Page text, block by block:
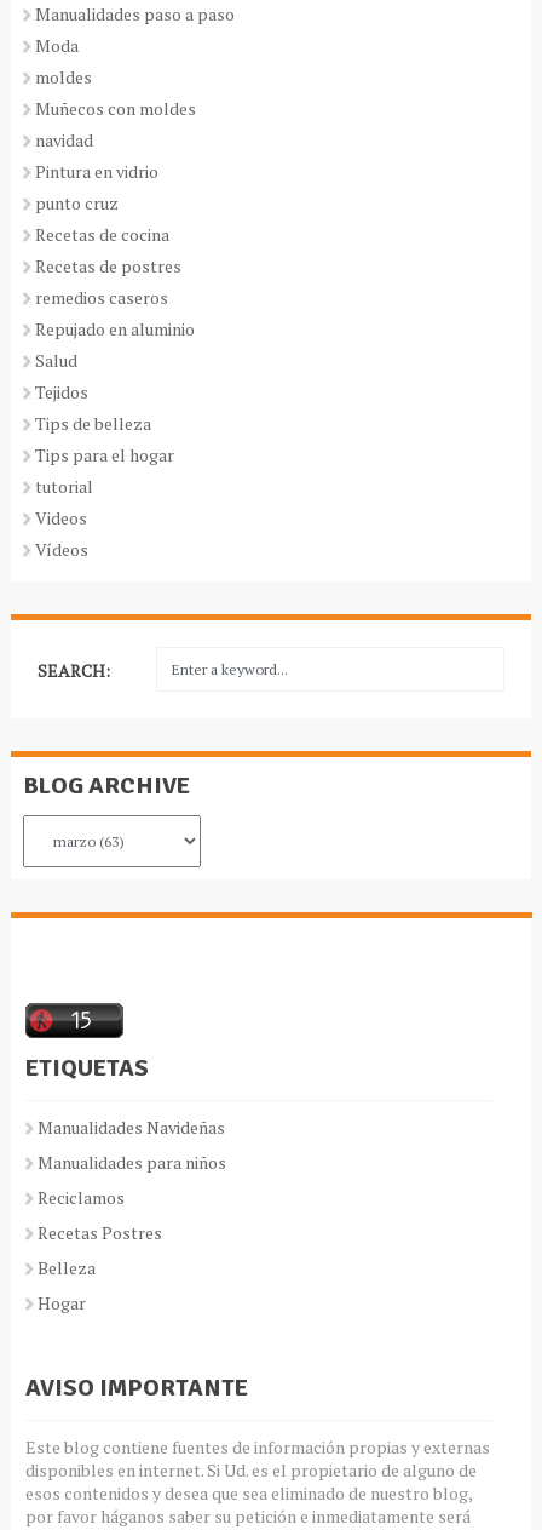
Manualidades paso a paso
Moda
moldes
Muñecos con moldes
navidad
Pintura en vidrio
punto cruz
Recetas de cocina
Recetas de postres
remedios caseros
Repujado en aluminio
Salud
Tejidos
Tips de belleza
Tips para el hogar
tutorial
Videos
Vídeos
SEARCH:
BLOG ARCHIVE
ETIQUETAS
Manualidades Navideñas
Manualidades para niños
Reciclamos
Recetas Postres
Belleza
Hogar
AVISO IMPORTANTE
Este blog contiene fuentes de información propias y externas
disponibles en internet. Si Ud. es el propietario de alguno de
esos contenidos y desea que sea eliminado de nuestro blog,
por favor háganos saber su petición e inmediatamente será